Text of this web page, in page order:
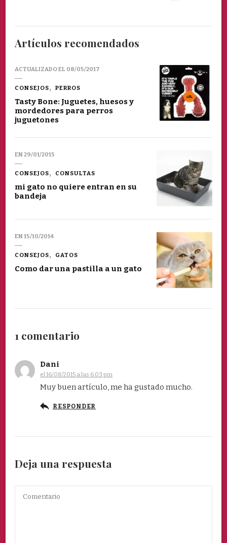
Artículos recomendados
ACTUALIZADO EL 08/05/2017
CONSEJOS PERROS
Tasty Bone: Juguetes, huesos y
mordedores para perros
juguetones
EN29/01/2015
CONSEJOS CONSULTAS
mi gato no quiere entran en su
bandeja
EN15/10/2014
CONSEJOS GATOS
Como dar una pastilla a un gato
1 comentario
Dani
el 16/08/2015 a las 6:03 pm
Muy buen artículo, me ha gustado mucho.
RESPONDER
Deja una respuesta